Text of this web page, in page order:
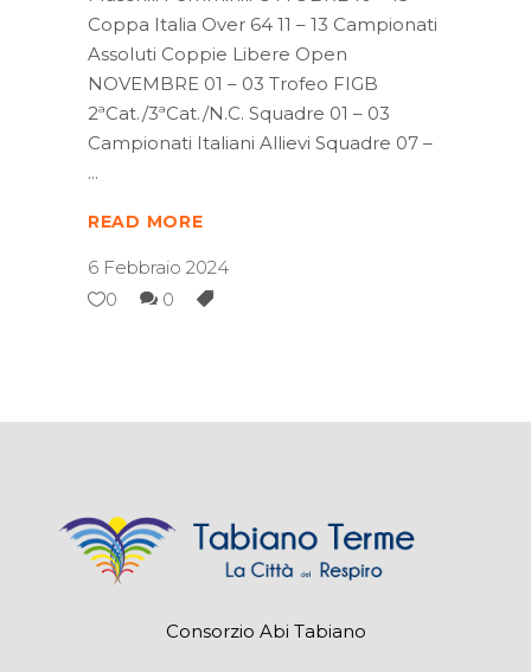
Coppa Italia Over 64 11 – 13 Campionati
Assoluti Coppie Libere Open
NOVEMBRE 01 – 03 Trofeo FIGB
2ªCat./3ªCat./N.C. Squadre 01 – 03
Campionati Italiani Allievi Squadre 07 –
READ MORE
6 Febbraio 2024
0
0
Consorzio Abi Tabiano